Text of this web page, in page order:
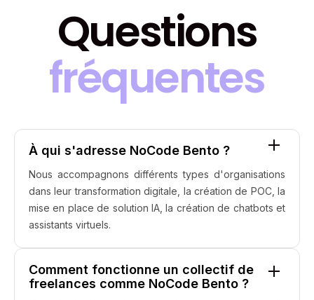
Questions
fréquentes
À qui s'adresse NoCode Bento ?
Nous accompagnons différents types d'organisations
dans leur transformation digitale, la création de POC, la
mise en place de solution IA, la création de chatbots et
assistants virtuels.
Comment fonctionne un collectif de
freelances comme NoCode Bento ?